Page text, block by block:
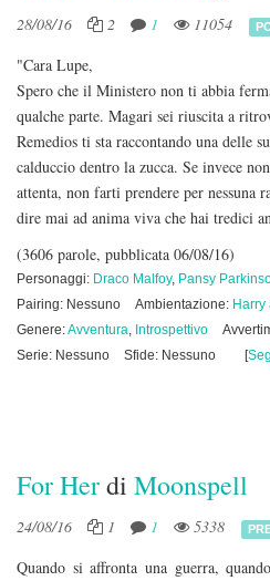
28/08/16 2 1 11054
"Cara Lupe,
Spero che il Ministero non ti abbia
qualche parte. Magari sei riuscita a
Remedios ti sta raccontando una delle
calduccio dentro la zucca. Se invece
attenta, non farti prendere per nessuna
dire mai ad anima viva che hai tredici
(3606 parole, pubblicata 06/08/16)
Personaggi: Draco Malfoy, Pansy
Pairing: Nessuno
Ambientazione:
Genere:Avventura, Introspettivo
Serie: Nessuno
Sfide: Nessuno [
For Herdi Moonspell
24/08/16 1 1 5338
Quando si affronta una guerra,